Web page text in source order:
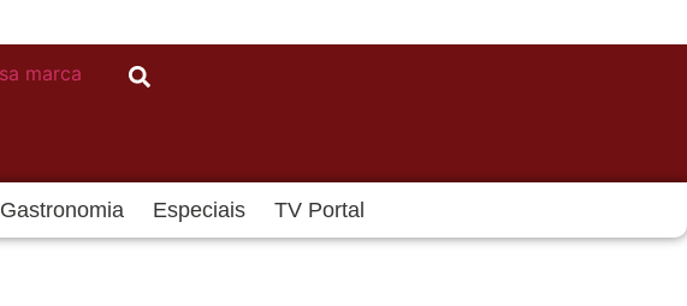
Gastronomia Especiais TV Portal